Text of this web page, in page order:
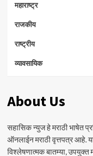
महाराष्ट्र
राजकीय
राष्ट्रीय
व्यावसायिक
About Us
सहासिक न्युज हे मराठी भाषेत
ऑनलाईन मराठी वृत्तपत्र आहे. या
विश्लेषणात्मक बातम्या, उपयुक्त